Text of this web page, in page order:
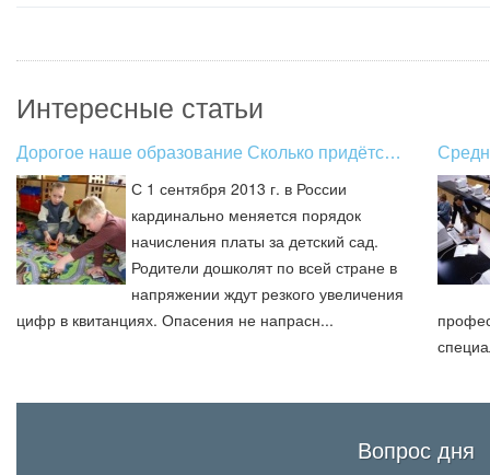
Интересные статьи
Дорогое наше образование Сколько придётс…
С 1 сентября 2013 г. в России
кардинально меняется порядок
начисления платы за детский сад.
Родители дошколят по всей стране в
напряжении ждут резкого увеличения
цифр в квитанциях. Опасения не напрасн...
Вопрос дня